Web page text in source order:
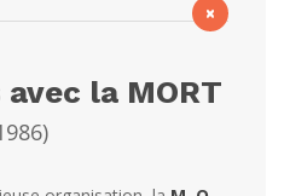
×
la MORT
)